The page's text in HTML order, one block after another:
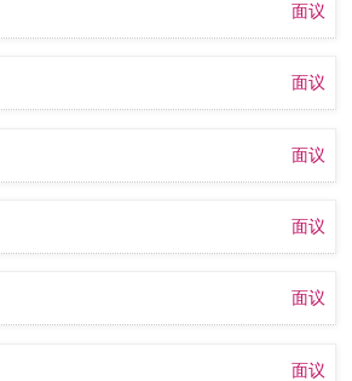
面议
面议
面议
面议
面议
面议